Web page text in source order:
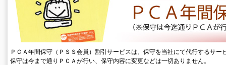
ＰＣＡ年間保守（ＰＳＳ会員）割引サービスは、保守を当社にて代行するサー
保守は今まで通りＰＣＡが行い、保守内容に変更などは一切ありません。